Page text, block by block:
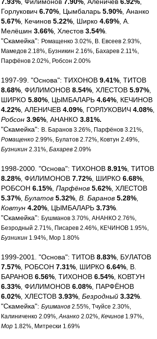
Горлукович 6.70% , Цымбаларь 5.90% , Ананко
5.67% , Кечинов 5.22% , Ширко 4.69% , А.
Мелёшин 3.66% , Хлестов 3.54%
"Скамейка": Ромащенко 3.02%, В. Евсеев 2.93%,
Мамедов 2.18%, Бузникин 2.16%, Бахарев 2.11%,
Парфёнов 2.02%, Робсон 2.00%
1997-99. "Основа": ТИХОНОВ 9.41% , ТИТОВ
8.68% , ФИЛИМОНОВ 8.54% , ХЛЕСТОВ 5.97%
ШИРКО 5.80% , ЦЫМБАЛАРЬ 4.64% , КЕЧИНОВ
4.22% , АЛЕНИЧЕВ 4.09% , ГОРЛУКОВИЧ 4.08%
Робсон 3.96% , АНАНКО 3.81%.
"Скамейка": В. Баранов 3.26%, Парфёнов 3.21%,
Ромащенко 2.99%, Булатов 2.72%, Ковтун 2.49%,
Бузникин 2.31%, Бахарев 2.09%
1998-2000. "Основа": ТИХОНОВ 8.91% , ТИТОВ
8.28% , ФИЛИМОНОВ 7.72% , ШИРКО 6.68%
РОБСОН 6.15% Парфёнов 5.62% , ХЛЕСТОВ
5.37% Булатов 5.32% В. Баранов 5.28%
Ковтун 4.20% , ЦЫМБАЛАРЬ 3.73%
"Скамейка": Бушманов 3.70%, АНАНКО 2.76%,
Безродный 2.71%, Писарев 2.46%, КЕЧИНОВ 1.95%,
Бузникин 1.94%, Мор 1.80%
1999-2001. "Основа": ТИТОВ 8.83% , БУЛАТОВ
7.57% , РОБСОН 7.31% , ШИРКО 6.64% , В.
БАРАНОВ 6.56% , ТИХОНОВ 6.54% , КОВТУН
6.33% , ФИЛИМОНОВ 6.08% , ПАРФЁНОВ
6.02% , ХЛЕСТОВ 3.93% Безродный 3.32%
"Скамейка": Бушманов 2.55%, Тчуйсе 2.30%,
Калиниченко 2.09%,Ананко 2.02%, Кечинов 1.97%,
Мор 1.82%, Митрески 1.69%